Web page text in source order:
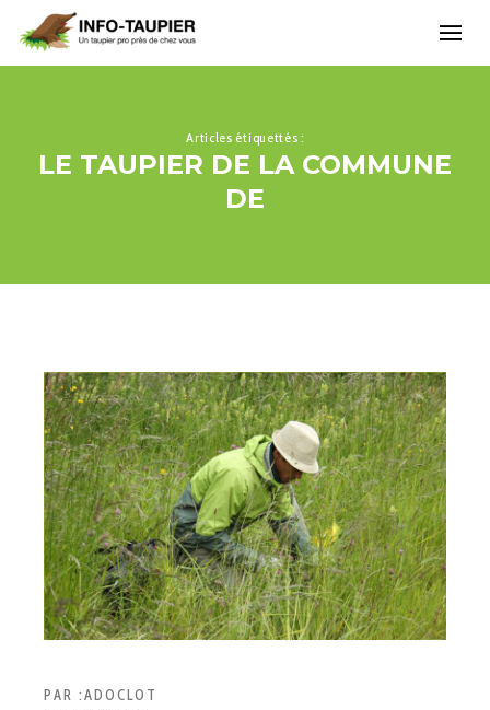
Articles étiquettés :
LE TAUPIER DE LA COMMUNE
DE
PAR :ADOCLOT